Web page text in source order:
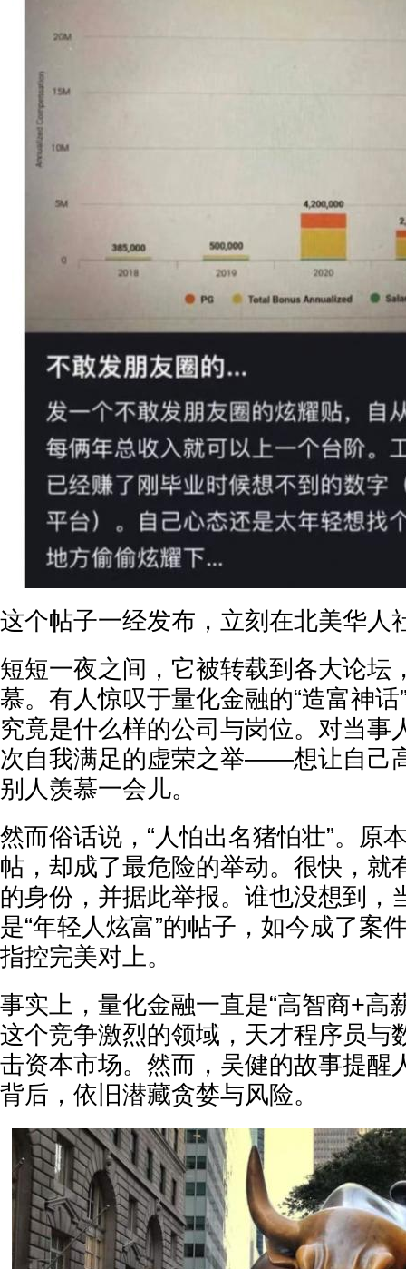
这个帖子一经发布，立刻在北美华人
短短一夜之间，它被转载到各大论坛
慕。有人惊叹于量化金融的“造富神
究竟是什么样的公司与岗位。对当事
次自我满足的虚荣之举——想让自己
别人羡慕一会儿。
然而俗话说，“人怕出名猪怕壮”。原
帖，却成了最危险的举动。很快，就
的身份，并据此举报。谁也没想到，
是“年轻人炫富”的帖子，如今成了案
指控完美对上。
事实上，量化金融一直是“高智商+高
这个竞争激烈的领域，天才程序员与
击资本市场。然而，吴健的故事提醒
背后，依旧潜藏贪婪与风险。